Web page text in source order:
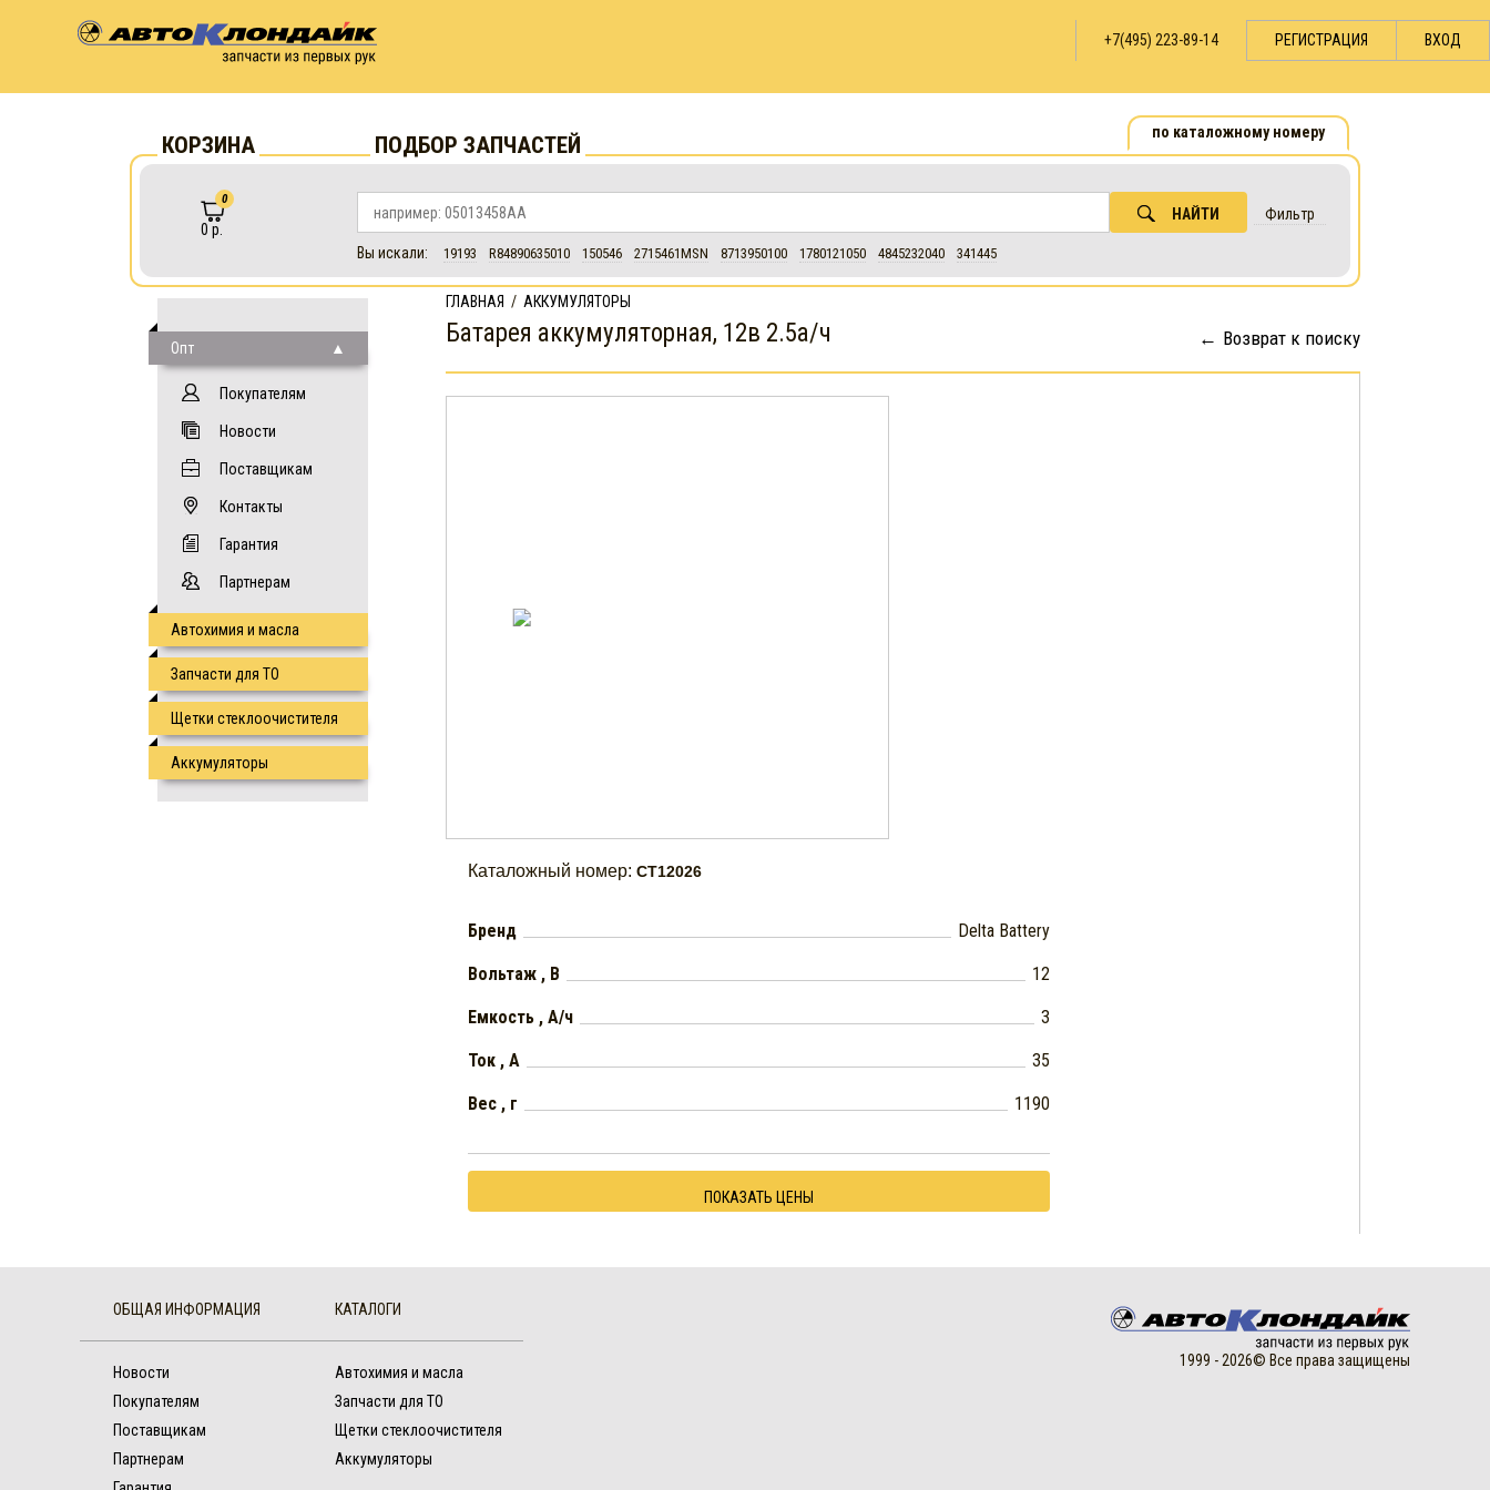
+7(495) 223-89-14 РЕГИСТРАЦИЯ ВХОД
КОРЗИНА ПОДБОР ЗАПЧАСТЕЙ по каталожному номеру
0
0 р.
НАЙТИ Фильтр
Вы искали: 19193 R84890635010 150546 2715461MSN 8713950100 1780121050 4845232040 341445
Опт
Покупателям
Новости
Поставщикам
Контакты
Гарантия
Партнерам
Автохимия и масла
Запчасти для ТО
Щетки стеклоочистителя
Аккумуляторы
ГЛАВНАЯ / АККУМУЛЯТОРЫ
Батарея аккумуляторная, 12в 2.5а/ч Возврат к поиску
Каталожный номер: CT12026
Бренд Delta Battery
Вольтаж , В 12
Емкость , А/ч 3
Ток , А 35
Вес , г 1190
ПОКАЗАТЬ ЦЕНЫ
ОБЩАЯ ИНФОРМАЦИЯ
Новости
Покупателям
Поставщикам
Партнерам
КАТАЛОГИ
Автохимия и масла
Запчасти для ТО
Щетки стеклоочистителя
Аккумуляторы
1999 - 2026© Все права защищены